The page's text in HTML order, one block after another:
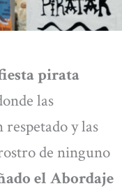
pirata
las
respetado y las
de ninguno
el Abordaje